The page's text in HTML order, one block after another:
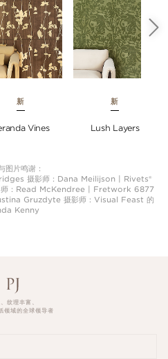
新
Vines
新
Lush Layers
图片鸣谢：
摄影师：Dana Meilijson | Rivets®
师：Read McKendree | Fretwork 6877
Gruzdyte 摄影师：Visual Feast 的
Kenny
纹理丰富、
领域的全球领导者